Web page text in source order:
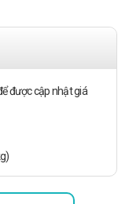
được cập nhật giá